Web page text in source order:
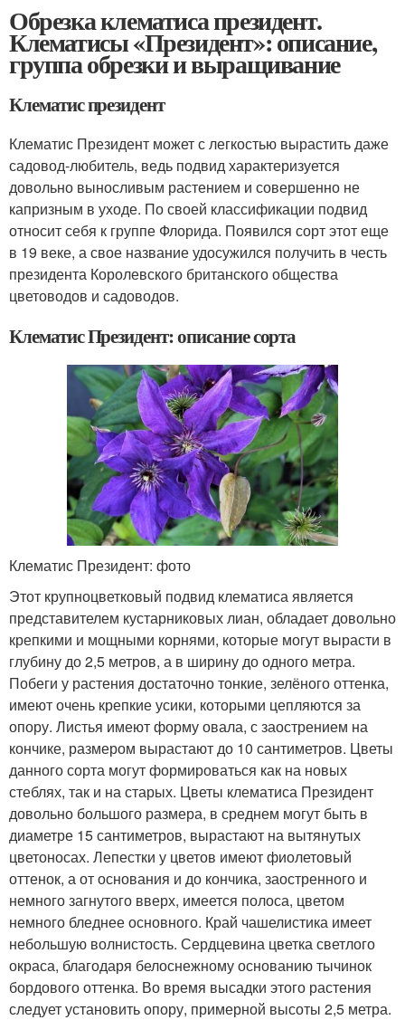
Обрезка клематиса президент.
Клематисы «Президент»: описание,
группа обрезки и выращивание
Клематис президент
Клематис Президент может с легкостью вырастить даже
садовод-любитель, ведь подвид характеризуется
довольно выносливым растением и совершенно не
капризным в уходе. По своей классификации подвид
относит себя к группе Флорида. Появился сорт этот еще
в 19 веке, а свое название удосужился получить в честь
президента Королевского британского общества
цветоводов и садоводов.
Клематис Президент: описание сорта
Клематис Президент: фото
Этот крупноцветковый подвид клематиса является
представителем кустарниковых лиан, обладает довольно
крепкими и мощными корнями, которые могут вырасти в
глубину до 2,5 метров, а в ширину до одного метра.
Побеги у растения достаточно тонкие, зелёного оттенка,
имеют очень крепкие усики, которыми цепляются за
опору. Листья имеют форму овала, с заострением на
кончике, размером вырастают до 10 сантиметров. Цветы
данного сорта могут формироваться как на новых
стеблях, так и на старых. Цветы клематиса Президент
довольно большого размера, в среднем могут быть в
диаметре 15 сантиметров, вырастают на вытянутых
цветоносах. Лепестки у цветов имеют фиолетовый
оттенок, а от основания и до кончика, заостренного и
немного загнутого вверх, имеется полоса, цветом
немного бледнее основного. Край чашелистика имеет
небольшую волнистость. Сердцевина цветка светлого
окраса, благодаря белоснежному основанию тычинок
бордового оттенка. Во время высадки этого растения
следует установить опору, примерной высоты 2,5 метра.